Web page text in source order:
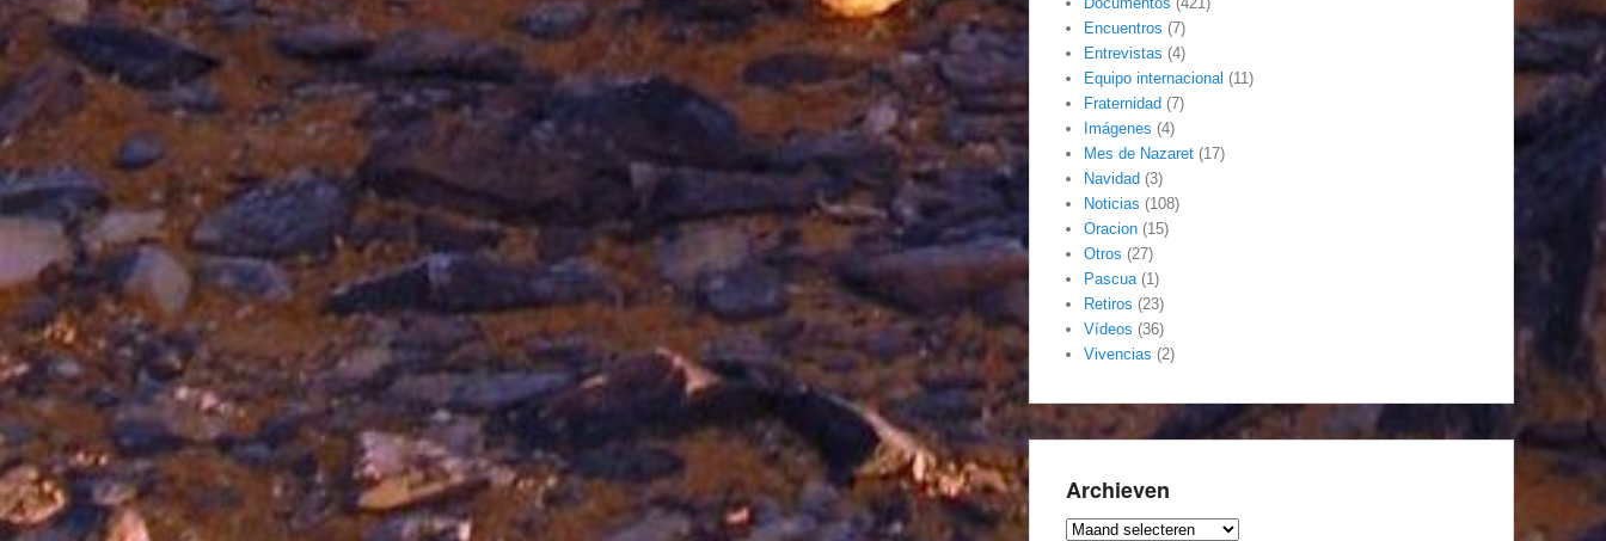
Encuentros (7)
Entrevistas (4)
Equipo internacional (11)
Fraternidad (7)
Imágenes (4)
Mes de Nazaret (17)
Navidad (3)
Noticias (108)
Oracion (15)
Otros (27)
Pascua(1)
Retiros (23)
Vídeos (36)
Vivencias (2)
Archieven
Archieven